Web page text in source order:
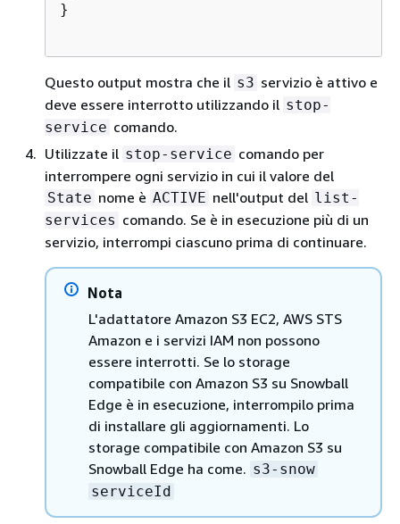
}
Questo output mostra che il s3 servizio è attivo e
deve essere interrotto utilizzando il stop-
service comando.
Utilizzate il stop-service comando per
interrompere ogni servizio in cui il valore del
State nome è ACTIVE nell'output del list-
services comando. Se è in esecuzione più di un
servizio, interrompi ciascuno prima di continuare.
Nota
L'adattatore Amazon S3 EC2, AWS STS
Amazon e i servizi IAM non possono
essere interrotti. Se lo storage
compatibile con Amazon S3 su Snowball
Edge è in esecuzione, interrompilo prima
di installare gli aggiornamenti. Lo
storage compatibile con Amazon S3 su
Snowball Edge ha come. s3-snow
serviceId